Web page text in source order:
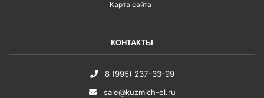
Карта сайта
КОНТАКТЫ
8 (995) 237-33-99
sale@kuzmich-el.ru